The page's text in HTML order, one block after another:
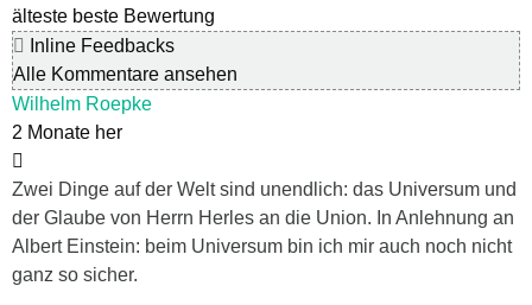
älteste beste Bewertung
Inline Feedbacks
Alle Kommentare ansehen
Wilhelm Roepke
2 Monate her
Zwei Dinge auf der Welt sind unendlich: das Universum und
der Glaube von Herrn Herles an die Union. In Anlehnung an
Albert Einstein: beim Universum bin ich mir auch noch nicht
ganz so sicher.